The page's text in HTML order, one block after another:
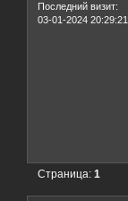
Последний визит:
03-01-2024 20:29:21
Страница:1